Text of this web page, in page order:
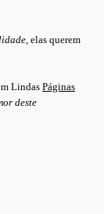
, elas querem
Lindas Páginas
deste